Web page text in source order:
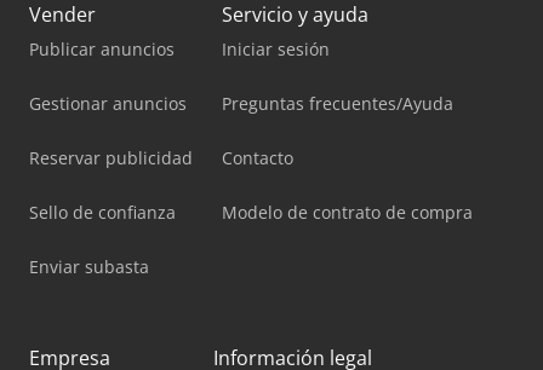
Vender
Publicar anuncios
Gestionar anuncios
Reservar publicidad
Sello de confianza
Enviar subasta
Servicio y ayuda
Iniciar sesión
Preguntas frecuentes/Ayuda
Contacto
Modelo de contrato de compra
Empresa Información legal